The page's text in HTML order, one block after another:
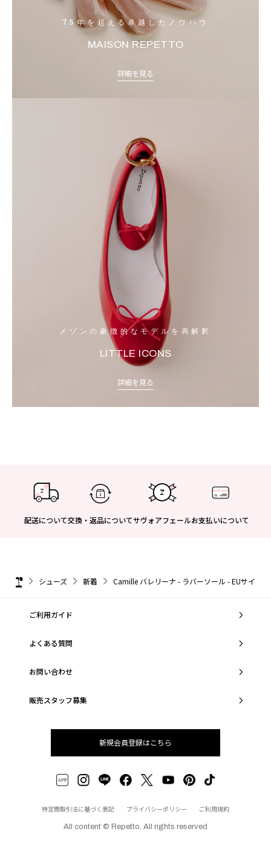
75年を超える卓越したノウハウ
MAISON REPETTO
詳細を見る
メゾンの象徴的なモデルを再解釈
LITTLE ICONS
詳細を見る
配送について交換・返品についてサヴォアフェールお支払いについて
シューズ 新着 Camille バレリーナ - ラバーソール - EUサイズ
ご利用ガイド
よくある質問
お問い合わせ
販売スタッフ募集
新規会員登録はこちら
特定商取引法に基づく表記 プライバシーポリシー ご利用規約
All content © Repetto. All rights reserved